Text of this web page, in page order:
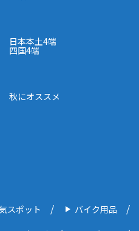
日本本土4端
四国4端
秋にオススメ
スポット バイク用品